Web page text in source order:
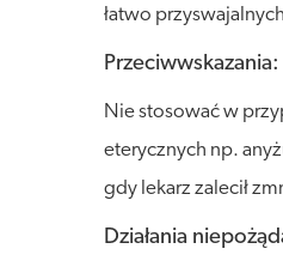
łatwo
Przeciwwskazania:
Nie stosować w
eterycznych np.
gdy lekarz zalecił
Działania